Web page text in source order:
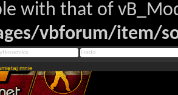
with that of
vbforum/item/
mnie